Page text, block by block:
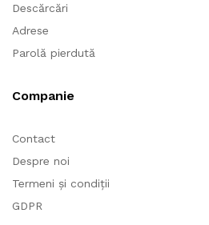
Descărcări
Adrese
Parolă pierdută
Companie
Contact
Despre noi
Termeni și condiții
GDPR